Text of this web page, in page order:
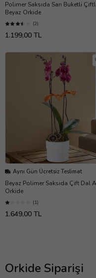
Polimer Saksıda Sarı Buketli Çiftli
Beyaz Orkide
(2)
1.199,00 TL
Aynı Gün Ücretsiz Teslimat
Beyaz Polimer Saksıda Çift Dal
Orkide
(1)
1.649,00 TL
Orkide Siparişi